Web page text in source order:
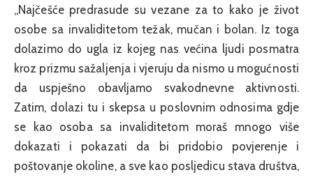
„Najčešće predrasude su vezane za to kako je život
osobe sa invaliditetom težak, mučan i bolan. Iz toga
dolazimo do ugla iz kojeg nas većina ljudi posmatra
kroz prizmu sažaljenja i vjeruju da nismo u mogućnosti
da uspješno obavljamo svakodnevne aktivnosti.
Zatim, dolazi tu i skepsa u poslovnim odnosima gdje
se kao osoba sa invaliditetom moraš mnogo više
dokazati i pokazati da bi pridobio povjerenje i
poštovanje okoline, a sve kao posljedicu stava društva,